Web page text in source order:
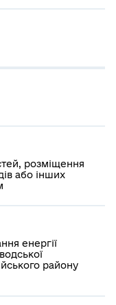
розміщення
або інших
енергії
району